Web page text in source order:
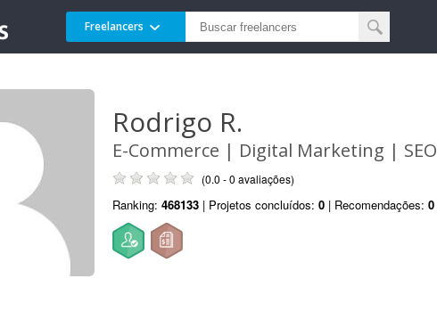
Freelancers
Rodrigo R.
E-Commerce | Digital Marketing | SEO
(0.0 - 0 avaliações)
Ranking: 468133 | Projetos concluídos: 0 | Recomendações: 0